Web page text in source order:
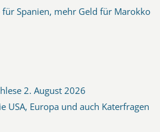
für Spanien, mehr Geld für Marokko
2. August 2026
USA, Europa und auch Katerfragen